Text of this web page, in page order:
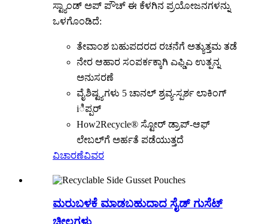
ಸ್ಟ್ಯಾಂಡ್ ಅಪ್ ಪೌಚ್ ಈ ಕೆಳಗಿನ ಪ್ರಯೋಜನಗಳನ್ನು
ಒಳಗೊಂಡಿದೆ:
ತೇವಾಂಶ ಬಹುಪದರದ ರಚನೆಗೆ ಅತ್ಯುತ್ತಮ ತಡೆ
ನೇರ ಆಹಾರ ಸಂಪರ್ಕಕ್ಕಾಗಿ ಎಫ್ಡಿಎ ಉತ್ಪನ್ನ
ಅನುಸರಣೆ
ವೈಶಿಷ್ಟ್ಯಗಳು 5 ಚಾನಲ್ ಶ್ರವ್ಯ-ಸ್ಪರ್ಶ ಲಾಕಿಂಗ್
iಿಪ್ಪರ್
How2Recycle® ಸ್ಟೋರ್ ಡ್ರಾಪ್-ಆಫ್
ಲೇಬಲ್‌ಗೆ ಅರ್ಹತೆ ಪಡೆಯುತ್ತದೆ
ವಿಚಾರಣೆವಿವರ
ಮರುಬಳಕೆ ಮಾಡಬಹುದಾದ ಸೈಡ್ ಗುಸೆಟ್
ಚೀಲಗಳು